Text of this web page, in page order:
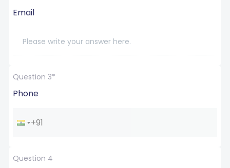
Email
Question 3*
Phone
Question 4